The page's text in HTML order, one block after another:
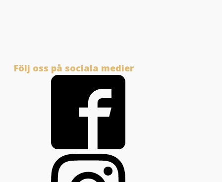
Följ oss på sociala medier